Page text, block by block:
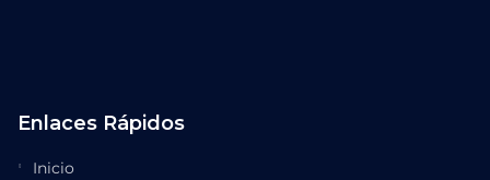
Enlaces Rápidos
Inicio